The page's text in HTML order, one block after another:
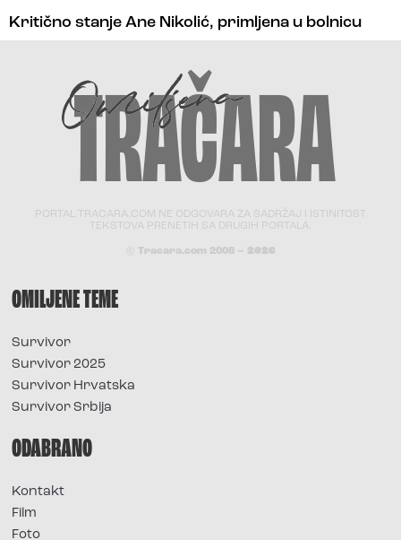
Kritično stanje Ane Nikolić, primljena u bolnicu
PORTAL TRACARA.COM NE ODGOVARA ZA SADRŽAJ I ISTINITOST
TEKSTOVA PRENETIH SA DRUGIH PORTALA.
© Tracara.com 2008 – 2026
OMILJENE TEME
Survivor
Survivor 2025
Survivor Hrvatska
Survivor Srbija
ODABRANO
Kontakt
Film
Foto